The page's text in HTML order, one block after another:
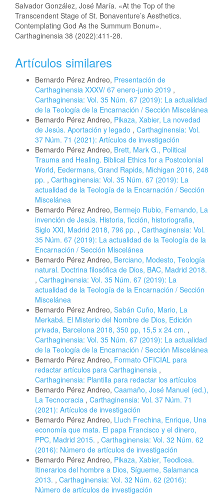
Salvador González, José María. «At the Top of the
Transcendent Stage of St. Bonaventure’s Aesthetics.
Contemplating God As the Summum Bonum».
Carthaginensia 38 (2022):411-28.
Artículos similares
Bernardo Pérez Andreo, Presentación de
Carthaginensia XXXV/ 67 enero-junio 2019 ,
Carthaginensia: Vol. 35 Núm. 67 (2019): La actualidad
de la Teología de la Encarnación / Sección Miscelánea
Bernardo Pérez Andreo, Pikaza, Xabier, La novedad
de Jesús. Aportación y legado , Carthaginensia: Vol.
37 Núm. 71 (2021): Artículos de investigación
Bernardo Pérez Andreo, Brett, Mark G., Political
Trauma and Healing. Biblical Ethics for a Postcolonial
World, Eedermans, Grand Rapids, Michigan 2016, 248
pp. , Carthaginensia: Vol. 35 Núm. 67 (2019): La
actualidad de la Teología de la Encarnación / Sección
Miscelánea
Bernardo Pérez Andreo, Bermejo Rubio, Fernando, La
invención de Jesús. Historia, ficción, historiografia,
Siglo XXI, Madrid 2018, 796 pp. , Carthaginensia: Vol.
35 Núm. 67 (2019): La actualidad de la Teología de la
Encarnación / Sección Miscelánea
Bernardo Pérez Andreo, Berciano, Modesto, Teología
natural. Doctrina filosófica de Dios, BAC, Madrid 2018.
, Carthaginensia: Vol. 35 Núm. 67 (2019): La
actualidad de la Teología de la Encarnación / Sección
Miscelánea
Bernardo Pérez Andreo, Sabán Cuño, Mario, La
Merkabá. El Misterio del Nombre de Dios, Edición
privada, Barcelona 2018, 350 pp, 15,5 x 24 cm. ,
Carthaginensia: Vol. 35 Núm. 67 (2019): La actualidad
de la Teología de la Encarnación / Sección Miscelánea
Bernardo Pérez Andreo, Formato OFICIAL para
redactar artículos para Carthaginensia ,
Carthaginensia: Plantilla para redactar los artículos
Bernardo Pérez Andreo, Caamaño, José Manuel (ed.),
La Tecnocracia , Carthaginensia: Vol. 37 Núm. 71
(2021): Artículos de investigación
Bernardo Pérez Andreo, Lluch Frechina, Enrique, Una
economía que mata. El papa Francisco y el dinero,
PPC, Madrid 2015. , Carthaginensia: Vol. 32 Núm. 62
(2016): Número de artículos de investigación
Bernardo Pérez Andreo, Pikaza, Xabier, Teodicea.
Itinerarios del hombre a Dios, Sígueme, Salamanca
2013. , Carthaginensia: Vol. 32 Núm. 62 (2016):
Número de artículos de investigación